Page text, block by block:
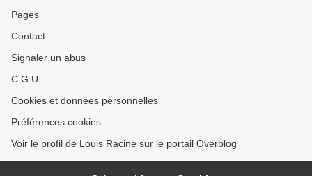
Pages
Contact
Signaler un abus
C.G.U.
Cookies et données personnelles
Préférences cookies
Voir le profil de Louis Racine sur le portail Overblog